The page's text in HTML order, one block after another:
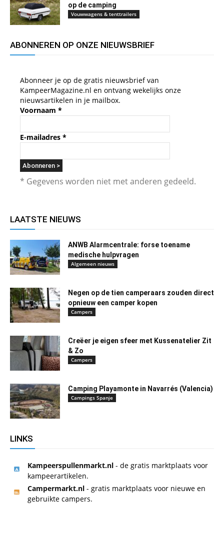
op de camping
Vouwwagens & tenttrailers
ABONNEREN OP ONZE NIEUWSBRIEF
Abonneer je op de gratis nieuwsbrief van
KampeerMagazine.nl en ontvang wekelijks onze
nieuwsartikelen in je mailbox.
Voornaam *
E-mailadres *
* Gegevens worden niet met anderen gedeeld.
LAATSTE NIEUWS
ANWB Alarmcentrale: forse toename
medische hulpvragen
Algemeen nieuws
Negen op de tien camperaars zouden direct
opnieuw een camper kopen
Campers
Creëer je eigen sfeer met Kussenatelier Zit
& Zo
Campers
Camping Playamonte in Navarrés (Valencia)
Campings Spanje
LINKS
Kampeerspullenmarkt.nl - de gratis marktplaats voor
kampeerartikelen.
Campermarkt.nl - gratis marktplaats voor nieuwe en
gebruikte campers.